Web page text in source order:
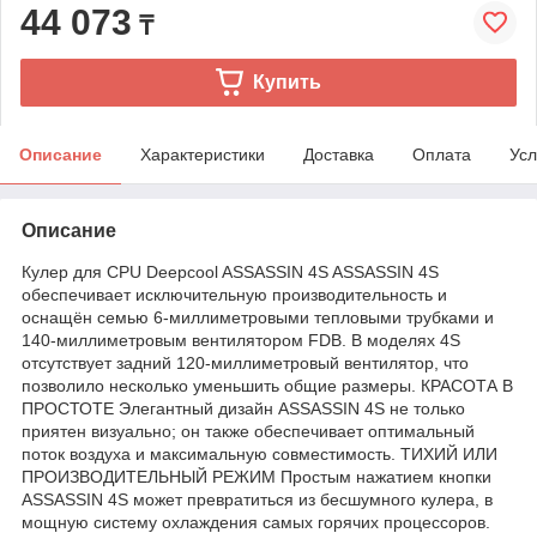
44 073 ₸
Купить
Описание Характеристики Доставка Оплата
Описание
Кулер для CPU Deepcool ASSASSIN 4S ASSASSIN 4S
обеспечивает исключительную производительность и
оснащён семью 6-миллиметровыми тепловыми трубками и
140-миллиметровым вентилятором FDB. В моделях 4S
отсутствует задний 120-миллиметровый вентилятор, что
позволило несколько уменьшить общие размеры. КРАСОТА В
ПРОСТОТЕ Элегантный дизайн ASSASSIN 4S не только
приятен визуально; он также обеспечивает оптимальный
поток воздуха и максимальную совместимость. ТИХИЙ ИЛИ
ПРОИЗВОДИТЕЛЬНЫЙ РЕЖИМ Простым нажатием кнопки
ASSASSIN 4S может превратиться из бесшумного кулера, в
мощную систему охлаждения самых горячих процессоров.